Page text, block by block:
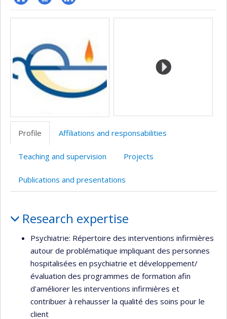
ResearchGate
Page
(faculté,département,école)
LinkedIn
Media
Profile Affiliations and responsabilities
Teaching and supervision Projects
Publications and presentations
Research expertise
Psychiatrie: Répertoire des interventions infirmières
autour de problématique impliquant des personnes
hospitalisées en psychiatrie et développement/
évaluation des programmes de formation afin
d'améliorer les interventions infirmières et
contribuer à rehausser la qualité des soins pour le
client